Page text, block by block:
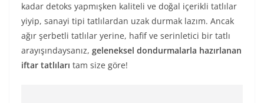
kadar detoks yapmışken kaliteli ve doğal içerikli tatlılar
yiyip, sanayi tipi tatlılardan uzak durmak lazım. Ancak
ağır şerbetli tatlılar yerine, hafif ve serinletici bir tatlı
arayışındaysanız, geleneksel dondurmalarla hazırlanan
iftar tatlıları tam size göre!